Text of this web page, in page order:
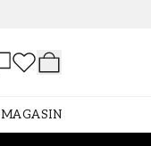
MAGASIN